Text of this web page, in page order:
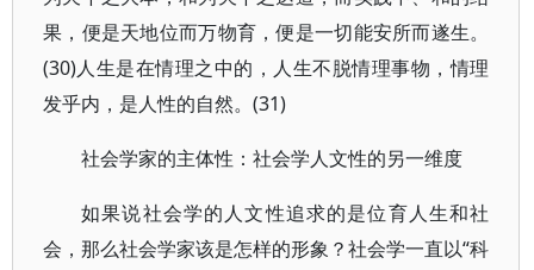
果，便是天地位而万物育，便是一切能安所而遂生。
(30)人生是在情理之中的，人生不脱情理事物，情理
发乎内，是人性的自然。(31)
社会学家的主体性：社会学人文性的另一维度
如果说社会学的人文性追求的是位育人生和社
会，那么社会学家该是怎样的形象？社会学一直以“科